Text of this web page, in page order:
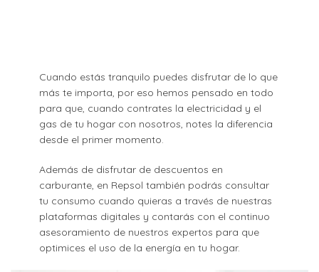
Cuando estás tranquilo puedes disfrutar de lo que
más te importa, por eso hemos pensado en todo
para que, cuando contrates la electricidad y el
gas de tu hogar con nosotros, notes la diferencia
desde el primer momento.
Además de disfrutar de descuentos en
carburante, en Repsol también podrás consultar
tu consumo cuando quieras a través de nuestras
plataformas digitales y contarás con el continuo
asesoramiento de nuestros expertos para que
optimices el uso de la energía en tu hogar.